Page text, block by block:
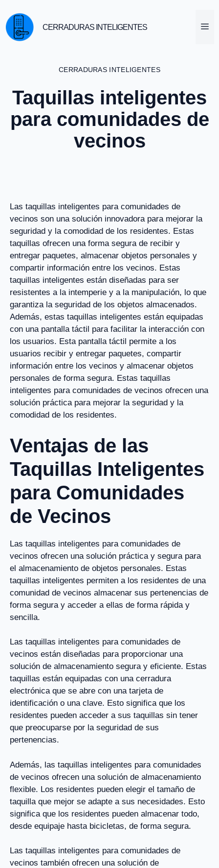
contenido
CERRADURAS INTELIGENTES
CERRADURAS INTELIGENTES
Taquillas inteligentes
para comunidades de
vecinos
Las taquillas inteligentes para comunidades de
vecinos son una solución innovadora para mejorar la
seguridad y la comodidad de los residentes. Estas
taquillas ofrecen una forma segura de recibir y
entregar paquetes, almacenar objetos personales y
compartir información entre los vecinos. Estas
taquillas inteligentes están diseñadas para ser
resistentes a la intemperie y a la manipulación, lo que
garantiza la seguridad de los objetos almacenados.
Además, estas taquillas inteligentes están equipadas
con una pantalla táctil para facilitar la interacción con
los usuarios. Esta pantalla táctil permite a los
usuarios recibir y entregar paquetes, compartir
información entre los vecinos y almacenar objetos
personales de forma segura. Estas taquillas
inteligentes para comunidades de vecinos ofrecen una
solución práctica para mejorar la seguridad y la
comodidad de los residentes.
Ventajas de las
Taquillas Inteligentes
para Comunidades
de Vecinos
Las taquillas inteligentes para comunidades de
vecinos ofrecen una solución práctica y segura para
el almacenamiento de objetos personales. Estas
taquillas inteligentes permiten a los residentes de una
comunidad de vecinos almacenar sus pertenencias de
forma segura y acceder a ellas de forma rápida y
sencilla.
Las taquillas inteligentes para comunidades de
vecinos están diseñadas para proporcionar una
solución de almacenamiento segura y eficiente. Estas
taquillas están equipadas con una cerradura
electrónica que se abre con una tarjeta de
identificación o una clave. Esto significa que los
residentes pueden acceder a sus taquillas sin tener
que preocuparse por la seguridad de sus
pertenencias.
Además, las taquillas inteligentes para comunidades
de vecinos ofrecen una solución de almacenamiento
flexible. Los residentes pueden elegir el tamaño de
taquilla que mejor se adapte a sus necesidades. Esto
significa que los residentes pueden almacenar todo,
desde equipaje hasta bicicletas, de forma segura.
Las taquillas inteligentes para comunidades de
vecinos también ofrecen una solución de